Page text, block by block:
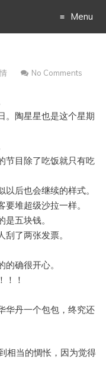
Menu
to
No Comments
。陶星星也是这个星期
节目除了吃饭就只有吃
后也会继续的样式。
堆超级沙拉一样。
五块钱。
了两张发票。
确很开心。
！！
华丹一个包包，终究还
相当的惆怅，因为觉得